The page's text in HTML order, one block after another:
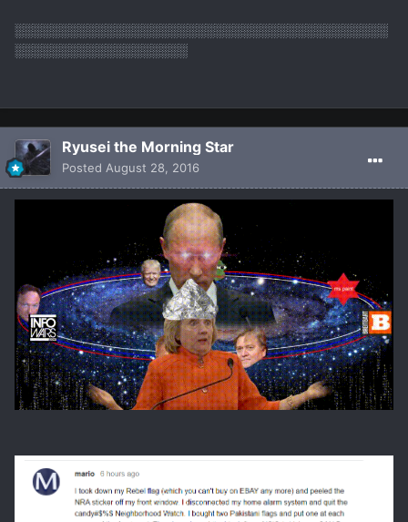
░░░░░░░░░░░░░░░░░░░░░░░░░░░░░░░░░░░░░░░░░
░░░░░░░░░░░░░░░░░░░
Ryusei the Morning Star
Posted August 28, 2016